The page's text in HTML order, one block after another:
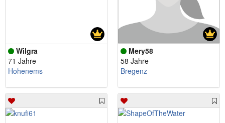
Wilgra
71 Jahre
Hohenems
Mery58
58 Jahre
Bregenz